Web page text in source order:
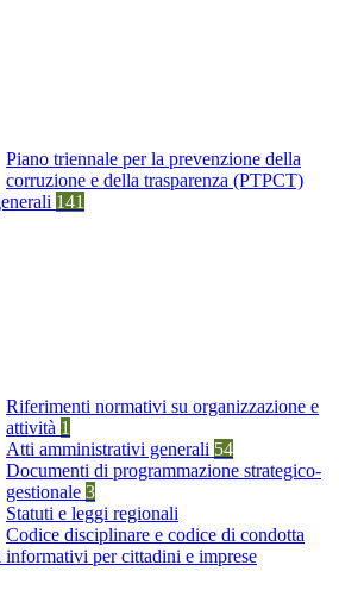
Piano triennale per la prevenzione della
corruzione e della trasparenza (PTPCT)
141
Riferimenti normativi su organizzazione e
attività 1
Atti amministrativi generali 54
Documenti di programmazione strategico-
gestionale 3
Statuti e leggi regionali
Codice disciplinare e codice di condotta
informativi per cittadini e imprese